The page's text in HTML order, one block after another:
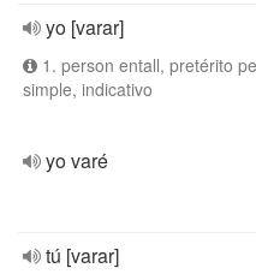
yo [varar]
1. person entall, pretérito
simple, indicativo
yo varé
tú [varar]